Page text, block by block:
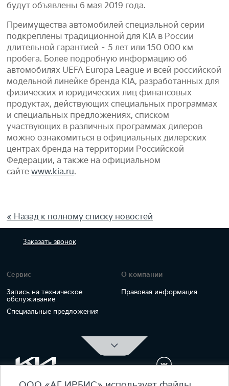
будут объявлены 6 мая 2019 года.
Преимущества автомобилей специальной серии
подкреплены традиционной для KIA в России
длительной гарантией – 5 лет или 150 000 км
пробега. Более подробную информацию об
автомобилях UEFA Europa League и всей российской
модельной линейке бренда KIA, разработанных для
физических и юридических лиц финансовых
продуктах, действующих специальных программах
и специальных предложениях, списком
участвующих в различных программах дилеров
можно ознакомиться в официальных дилерских
центрах бренда на территории Российской
Федерации, а также на официальном
сайтеwww.kia.ru.
« Назад к полному списку новостей
Заказать звонок
Сервис
Запись на техническое
обслуживание
Специальные предложения
О компании
Правовая информация